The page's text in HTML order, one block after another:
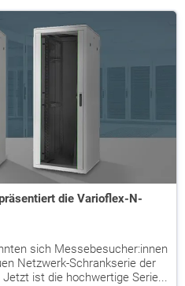
die Varioflex-N-
sich Messebesucher:innen
Netzwerk-Schrankserie der
ist die hochwertige Serie...